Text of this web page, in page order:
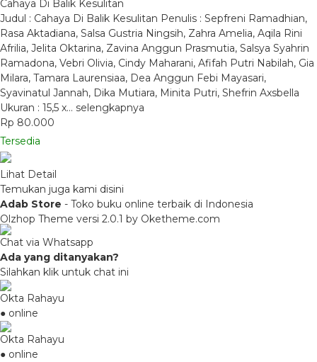
Cahaya Di Balik Kesulitan
Judul : Cahaya Di Balik Kesulitan Penulis : Sepfreni Ramadhian,
Rasa Aktadiana, Salsa Gustria Ningsih, Zahra Amelia, Aqila Rini
Afrilia, Jelita Oktarina, Zavina Anggun Prasmutia, Salsya Syahrin
Ramadona, Vebri Olivia, Cindy Maharani, Afifah Putri Nabilah, Gia
Milara, Tamara Laurensiaa, Dea Anggun Febi Mayasari,
Syavinatul Jannah, Dika Mutiara, Minita Putri, Shefrin Axsbella
Ukuran : 15,5 x… selengkapnya
Rp 80.000
Tersedia
Lihat Detail
Temukan juga kami disini
Adab Store - Toko buku online terbaik di Indonesia
Olzhop Theme versi 2.0.1 by Oketheme.com
Chat via Whatsapp
Ada yang ditanyakan?
Silahkan klik untuk chat ini
Okta Rahayu
● online
Okta Rahayu
● online